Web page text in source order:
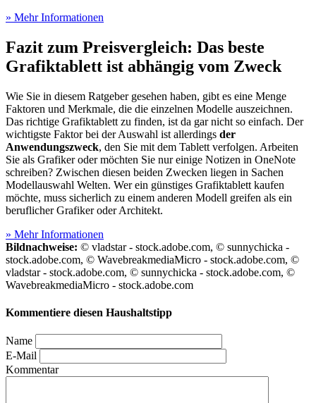
» Mehr Informationen
Fazit zum Preisvergleich: Das beste
Grafiktablett ist abhängig vom Zweck
Wie Sie in diesem Ratgeber gesehen haben, gibt es eine Menge
Faktoren und Merkmale, die die einzelnen Modelle auszeichnen.
Das richtige Grafiktablett zu finden, ist da gar nicht so einfach. Der
wichtigste Faktor bei der Auswahl ist allerdings der
Anwendungszweck, den Sie mit dem Tablett verfolgen. Arbeiten
Sie als Grafiker oder möchten Sie nur einige Notizen in OneNote
schreiben? Zwischen diesen beiden Zwecken liegen in Sachen
Modellauswahl Welten. Wer ein günstiges Grafiktablett kaufen
möchte, muss sicherlich zu einem anderen Modell greifen als ein
beruflicher Grafiker oder Architekt.
» Mehr Informationen
Bildnachweise: © vladstar - stock.adobe.com, © sunnychicka -
stock.adobe.com, © WavebreakmediaMicro - stock.adobe.com, ©
vladstar - stock.adobe.com, © sunnychicka - stock.adobe.com, ©
WavebreakmediaMicro - stock.adobe.com
Kommentiere diesen Haushaltstipp
Name
E-Mail
Kommentar